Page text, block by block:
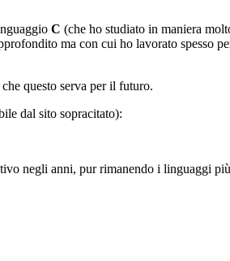
C (che ho studiato in maniera
ma con cui ho lavorato spesso
questo serva per il futuro.
dal sito sopracitato):
negli anni, pur rimanendo i linguaggi